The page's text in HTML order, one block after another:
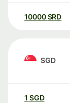
10000 SRD
SGD
1 SGD